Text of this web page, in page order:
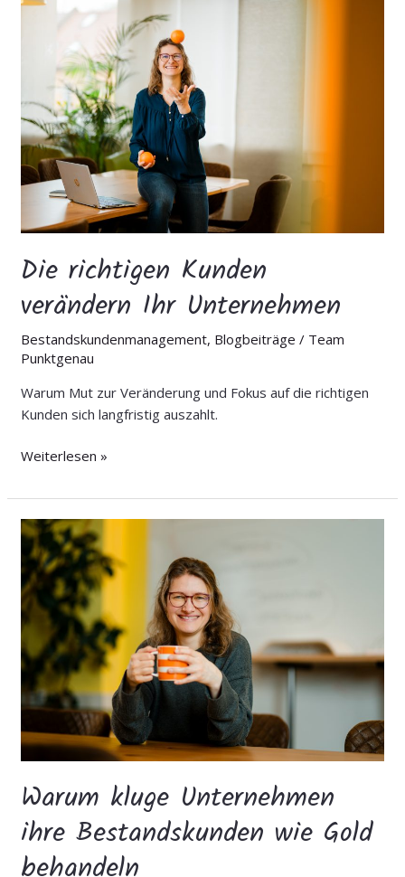
Die richtigen Kunden
verändern Ihr Unternehmen
Bestandskundenmanagement, Blogbeiträge / Team
Punktgenau
Warum Mut zur Veränderung und Fokus auf die richtigen
Kunden sich langfristig auszahlt.
verändern
Unternehmen
Weiterlesen »
Warum kluge Unternehmen
ihre Bestandskunden wie Gold
Warum
kluge
Unternehmen
ihre
Bestandskunden
wie
Gold
behandeln